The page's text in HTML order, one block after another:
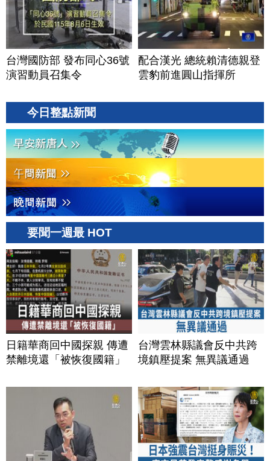
台灣國防部 發布同心36號
演習動員召集令
配合漢光 總統賴清德親登
雲豹前進圓山指揮所
今日整點新聞
要聞一週最 HOT
日籍華商回中國探親 傳遭
禁離境還「被恢復國籍」
台灣雲林縣議會反中共跨
境鎮壓提案 無異議通過